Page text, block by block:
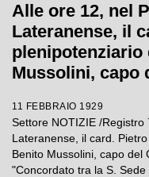
Alle ore 12, nel
Lateranense, il
plenipotenziario
Mussolini, capo
l'Italia"
11 FEBBRAIO 1929
Settore NOTIZIE /Registro
Lateranense, il card.
Benito Mussolini, capo del
"Concordato tra la S. Sede